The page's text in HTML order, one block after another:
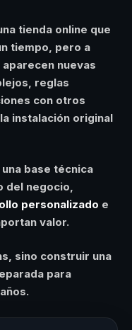
tienda online que
tiempo, pero a
nuevas
reglas
con otros
instalación original
base técnica
del negocio,
personalizado e
valor.
sino construir una
para